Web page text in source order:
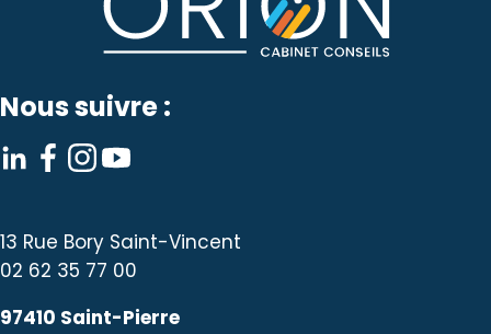
Nous suivre :
13 Rue Bory Saint-Vincent
02 62 35 77 00
97410 Saint-Pierre